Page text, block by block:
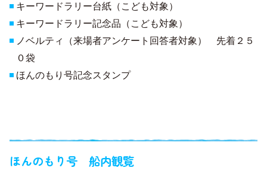
キーワードラリー台紙（こども対象）
キーワードラリー記念品（こども対象）
ノベルティ（来場者アンケート回答者対象） 先着２５
０袋
ほんのもり号記念スタンプ
ほんのもり号 船内観覧